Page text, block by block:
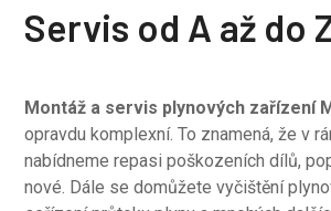
Servis od A až do
Montáž a servis plynových zařízení
opravdu komplexní. To znamená, že v
nabídneme repasi poškozeních dílů,
nové. Dále se domůžete vyčištění